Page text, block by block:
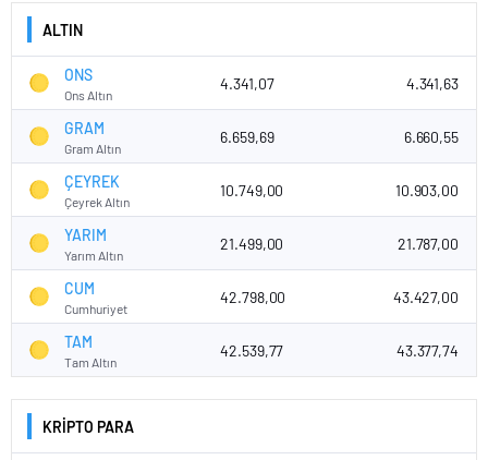
ALTIN
ONS
Ons Altın
4.341,07 4.341,63
GRAM
Gram Altın
6.659,69 6.660,55
ÇEYREK
Çeyrek Altın
10.749,00 10.903,00
YARIM
Yarım Altın
21.499,00 21.787,00
CUM
Cumhuriyet
42.798,00 43.427,00
TAM
Tam Altın
42.539,77 43.377,74
KRİPTO PARA